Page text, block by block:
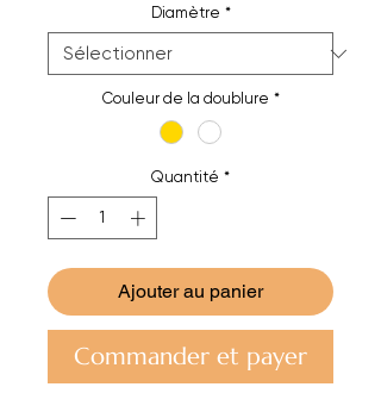
Diamètre *
Couleur de la doublure *
Quantité *
Ajouter au panier
Commander et payer